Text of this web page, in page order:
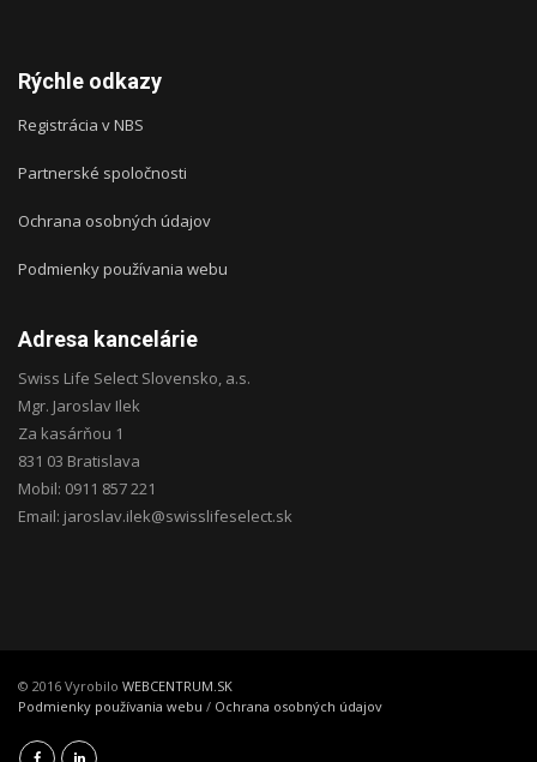
Rýchle odkazy
Registrácia v NBS
Partnerské spoločnosti
Ochrana osobných údajov
Podmienky používania webu
Adresa kancelárie
Swiss Life Select Slovensko, a.s.
Mgr. Jaroslav Ilek
Za kasárňou 1
831 03 Bratislava
Mobil: 0911 857 221
Email: jaroslav.ilek@swisslifeselect.sk
© 2016 Vyrobilo WEBCENTRUM.SK
Podmienky používania webu / Ochrana osobných údajov